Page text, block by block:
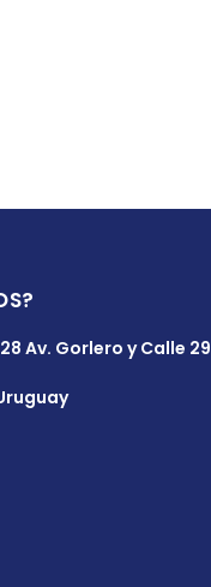
Av. Gorlero y Calle 29